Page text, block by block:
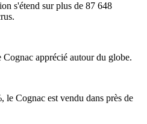
s'étend sur plus de 87 648
apprécié autour du globe.
le Cognac est vendu dans près de